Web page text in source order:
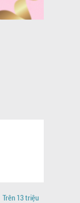
Trên 13 triệu